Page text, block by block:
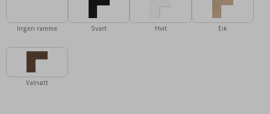
Ingen ramme Svart Hvit Eik
Valnøtt